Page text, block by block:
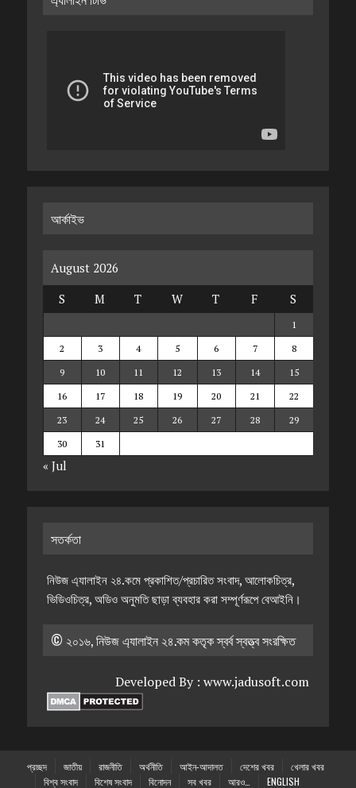
আর্কাইভ
August 2026
S
M T W T F S
1
2
3 4 5 6 7
8
9
10 11 12 13 14
15
16
17 18 19 20 21
22
23
24 25 26 27 28
29
30
31
« Jul
সতর্কতা
নিউজ এ্যালাইন ২৪.কমে প্রকাশিত/প্রচারিত সংবাদ, আলোকচিত্র,
ভিডিওচিত্র, অডিও অনুমতি ছাড়া ব্যবহার করা সম্পূর্ণরূপে বেআইনি।
© ২০১৬, নিউজ এ্যালাইন ২৪.কম কতৃক স্বর্ব স্বত্ত্ব সংরক্ষিত
Developed By :www.jadusoft.com
প্রচ্ছদ জাতীয় রাজনীতি অর্থনীতি আইন-আদালত দেশের খবর
খেলার খবর
বিশ্ব সংবাদ
বিশেষ সংবাদ বিনোদন সব খবর আরও… ENGLISH